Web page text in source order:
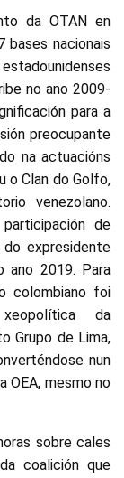
da OTAN en
bases nacionais
no ano 2009-
para a
preocupante
na actuacións
o Clan do Golfo,
venezolano.
de
expresidente
ano 2019. Para
colombiano foi
da
Grupo de Lima,
nun
OEA, mesmo no
sobre cales
coalición que